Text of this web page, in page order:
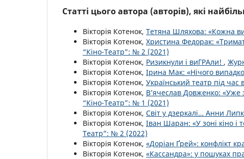
Статті цього автора (авторів), які
Вікторія Котенок, Тетяна Шляхова: «Кожна
Вікторія Котенок, Христина Федорак:
“Кіно-Театр”: № 2 (2021)
Вікторія Котенок, Ризикнули і виГРАли! ,
Вікторія Котенок, Ірина Мак: «Нічого
Вікторія Котенок, Український театр під час
Вікторія Котенок, В’ячеслав Довженко:
“Кіно-Театр”: № 1 (2021)
Вікторія Котенок, Світ у дзеркалі… Анни
Вікторія Котенок, Іван Шаран: «У зоні кіно
Театр”: № 2 (2022)
Вікторія Котенок, «Доріан Ґрей»: конфлікт
Вікторія Котенок, «Кассандра»: у пошуках